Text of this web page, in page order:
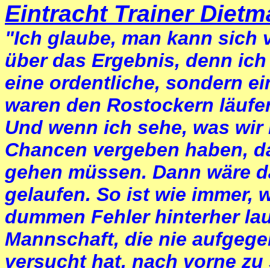
Eintracht Trainer
"Ich glaube, man kann
über das Ergebnis, denn
eine ordentliche, sondern
waren den Rostockern
Und wenn ich sehe, was
Chancen vergeben haben,
gehen müssen. Dann wäre
gelaufen. So ist wie immer,
dummen Fehler hinterher
Mannschaft, die nie
versucht hat, nach vorne